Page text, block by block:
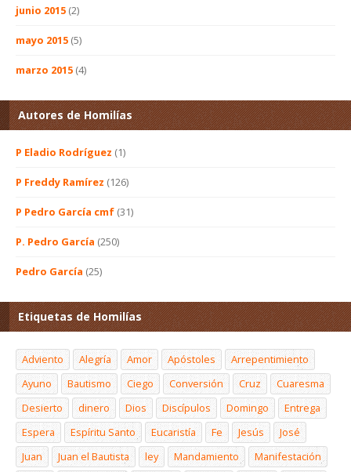
junio 2015 (2)
mayo 2015 (5)
marzo 2015 (4)
Autores de Homilías
P Eladio Rodríguez (1)
P Freddy Ramírez (126)
P Pedro García cmf (31)
P. Pedro García (250)
Pedro García (25)
Etiquetas de Homilías
Adviento Alegría Amor Apóstoles
Arrepentimiento
Ayuno
Bautismo Ciego Conversión Cruz
Cuaresma
Desierto
dinero Dios Discípulos Domingo
Entrega
Espera
Espíritu Santo Eucaristía Fe Jesús
José
Juan
Juan el Bautista ley Mandamiento
Manifestación